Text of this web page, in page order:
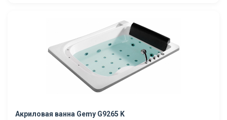
Акриловая ванна Gemy G9265 K